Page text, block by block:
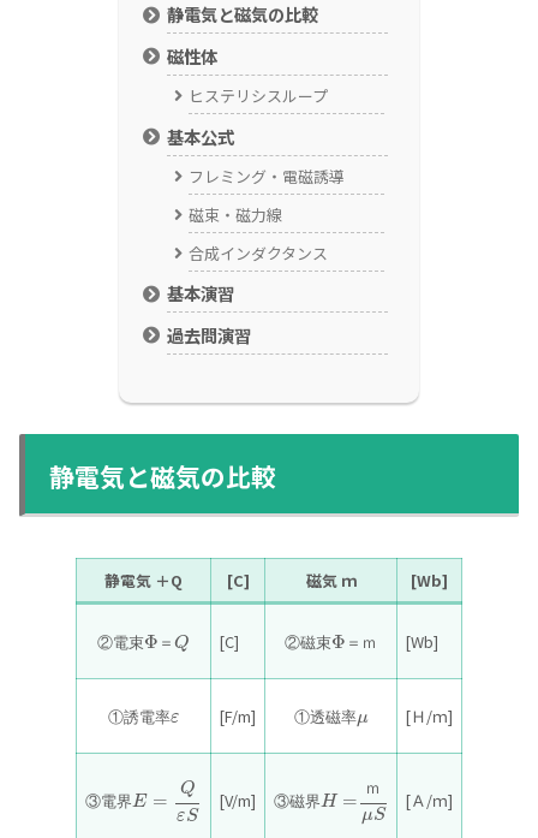
静電気と磁気の比較
磁性体
ヒステリシスループ
基本公式
フレミング・電磁誘導
磁束・磁力線
合成インダクタンス
基本演習
過去問演習
静電気と磁気の比較
静電気 ＋Q [C] 磁気 ｍ [Wb]
②電束Φ ＝ Q [C] ②磁束Φ ＝ ｍ [Wb]
①誘電率ε [F/m] ①透磁率μ [Ｈ/ｍ]
③電界E =
Q
εS
[V/m] ③磁界H =
ｍ
μS
[Ａ/ｍ]